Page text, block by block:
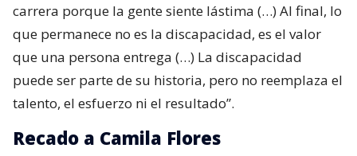
carrera porque la gente siente lástima (…) Al final, lo
que permanece no es la discapacidad, es el valor
que una persona entrega (…) La discapacidad
puede ser parte de su historia, pero no reemplaza el
talento, el esfuerzo ni el resultado”.
Recado a Camila Flores